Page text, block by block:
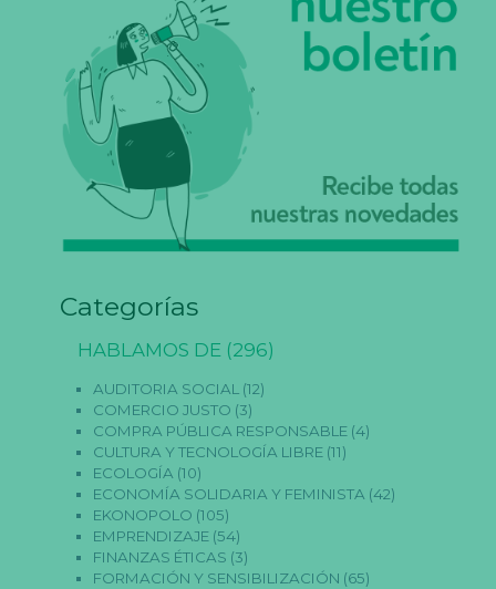
Categorías
HABLAMOS DE (296)
AUDITORIA SOCIAL (12)
COMERCIO JUSTO (3)
COMPRA PÚBLICA RESPONSABLE(4)
CULTURA Y TECNOLOGÍA LIBRE(11)
ECOLOGÍA (10)
ECONOMÍA SOLIDARIA Y FEMINISTA (42)
EKONOPOLO (105)
EMPRENDIZAJE(54)
FINANZAS ÉTICAS (3)
FORMACIÓN Y SENSIBILIZACIÓN (65)